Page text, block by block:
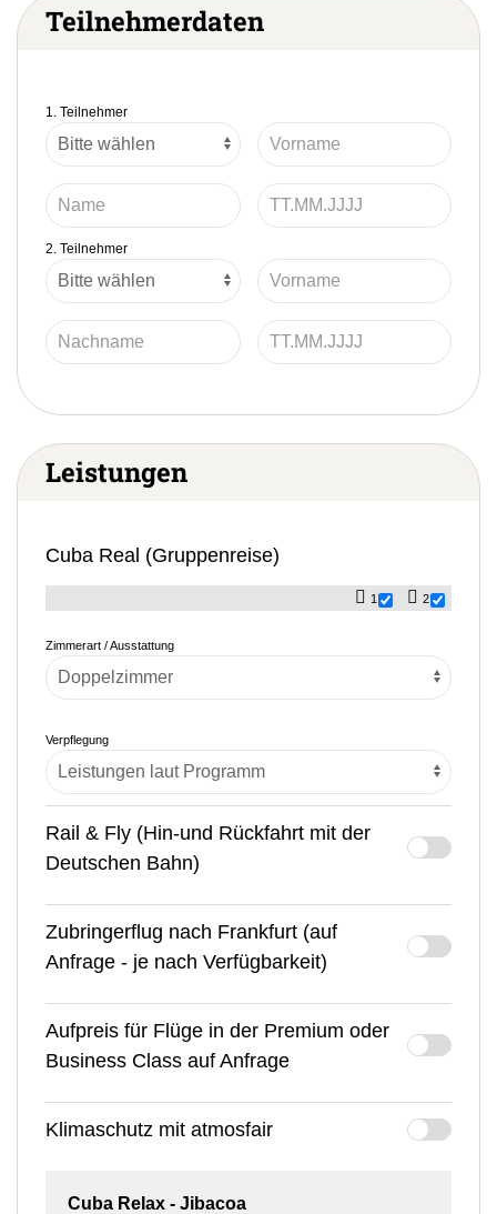
Teilnehmerdaten
1. Teilnehmer
2. Teilnehmer
Leistungen
Cuba Real (Gruppenreise)
1 2
Zimmerart / Ausstattung
Verpflegung
Rail & Fly (Hin-und Rückfahrt mit der
Deutschen Bahn)
Zubringerflug nach Frankfurt (auf
Anfrage - je nach Verfügbarkeit)
Aufpreis für Flüge in der Premium oder
Business Class auf Anfrage
Klimaschutz mit atmosfair
Cuba Relax - Jibacoa